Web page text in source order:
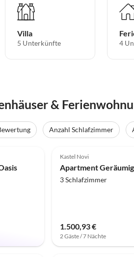
Villa
5 Unterkünfte 4
&
Anzahl Schlafzimmer
Top-Inserat
Kastel Novi
3 Schlafzimmer
1.500,93 €
2 Gäste / 7 Nächte